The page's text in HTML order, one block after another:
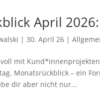
April
|30. April 26 |
mit
​Monatsrückblick – ein
dir aber nicht nur...